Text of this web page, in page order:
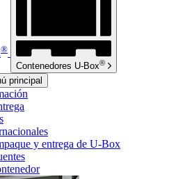
®
Contenedores U-Box®
principal
y entrega de U-Box